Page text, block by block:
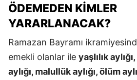
ÖDEMEDEN KIMLER
YARARLANACAK?
Ramazan Bayramı
emekli olanlar ile yaşlılık
aylığı, malullük aylığı, ölüm